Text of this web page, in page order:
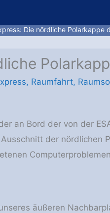
Die nördliche Polarkappe
, Raumfahrt,
an Bord der von der
der nördlichen
äußeren